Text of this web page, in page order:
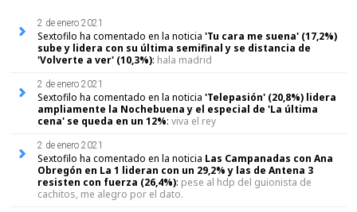
2 de enero 2021
Sextofilo ha comentado en la noticia'Tu cara me suena' (17,2%)
sube y lidera con su última semifinal y se distancia de
'Volverte a ver' (10,3%): hala madrid
2 de enero 2021
Sextofilo ha comentado en la noticia'Telepasión' (20,8%) lidera
ampliamente la Nochebuena y el especial de 'La última
cena' se queda en un 12%:viva el rey
2 de enero 2021
Sextofilo ha comentado en la noticia Las Campanadas con Ana
Obregón en La 1 lideran con un 29,2% y las de Antena 3
resisten con fuerza (26,4%): pese al hdp del guionista de
cachitos, me alegro por el dato.